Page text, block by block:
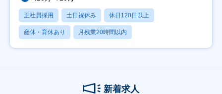
正社員採用 土日祝休み 休日120日以上
産休・育休あり 月残業20時間以内
新着求人